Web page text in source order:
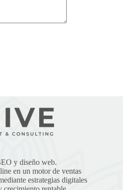
y diseño web.
en un motor de ventas
estrategias digitales